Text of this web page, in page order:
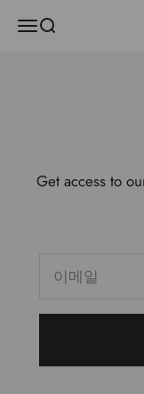
메뉴검색
Get access to
이메일